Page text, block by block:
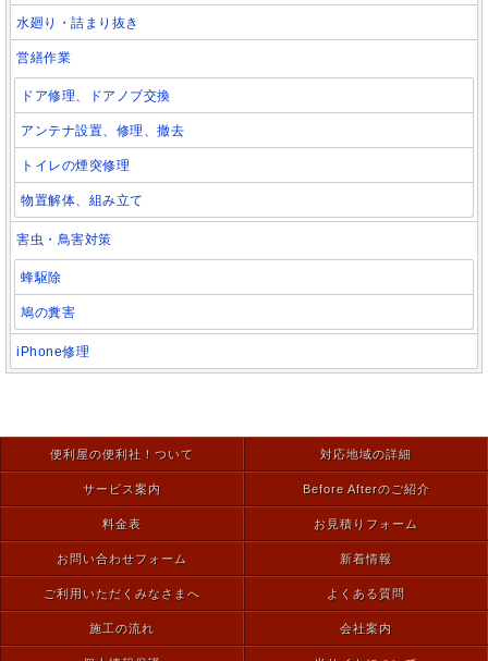
水廻り・詰まり抜き
営繕作業
ドア修理、ドアノブ交換
アンテナ設置、修理、撤去
トイレの煙突修理
物置解体、組み立て
害虫・鳥害対策
蜂駆除
鳩の糞害
iPhone修理
便利屋の便利社！ついて 対応地域の詳細
サービス案内 Before Afterのご紹介
料金表 お見積りフォーム
お問い合わせフォーム 新着情報
ご利用いただくみなさまへ よくある質問
施工の流れ 会社案内